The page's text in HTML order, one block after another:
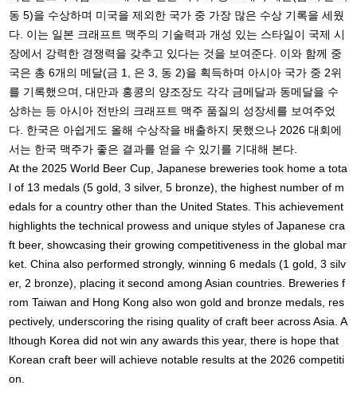
동 5)을 수상하며 미국을 제외한 국가 중 가장 많은 수상 기록을 세웠
다. 이는 일본 크래프트 맥주의 기술력과 개성 있는 스타일이 국제 시
장에서 강력한 경쟁력을 갖추고 있다는 것을 보여준다. 이와 함께 중
국은 총 6개의 메달(금 1, 은 3, 동 2)을 획득하며 아시아 국가 중 2위
를 기록했으며, 대만과 홍콩의 양조장도 각각 금메달과 동메달을 수
상하는 등 아시아 전반의 크래프트 맥주 품질의 성장세를 보여주었
다. 한국은 아쉽게도 올해 수상작을 배출하지 못했으나 2026 대회에
서는 한국 맥주가 좋은 결과를 얻을 수 있기를 기대해 본다.
At the 2025 World Beer Cup, Japanese breweries took home a tota
l of 13 medals (5 gold, 3 silver, 5 bronze), the highest number of m
edals for a country other than the United States. This achievement
highlights the technical prowess and unique styles of Japanese cra
ft beer, showcasing their growing competitiveness in the global mar
ket. China also performed strongly, winning 6 medals (1 gold, 3 silv
er, 2 bronze), placing it second among Asian countries. Breweries f
rom Taiwan and Hong Kong also won gold and bronze medals, res
pectively, underscoring the rising quality of craft beer across Asia. A
lthough Korea did not win any awards this year, there is hope that
Korean craft beer will achieve notable results at the 2026 competiti
on.